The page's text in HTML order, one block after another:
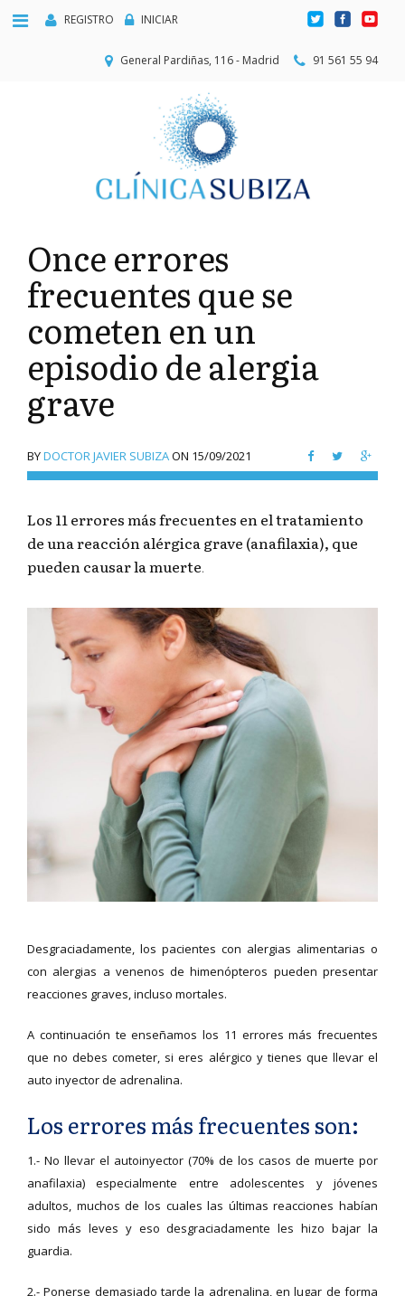
REGISTRO INICIAR
General Pardiñas, 116 - Madrid 91 561 55 94
Once errores
frecuentes que se
cometen en un
episodio de alergia
grave
BYDOCTOR JAVIER SUBIZAON 15/09/2021
Los 11 errores más frecuentes en el tratamiento
de una reacción alérgica grave (anafilaxia), que
pueden causar la muerte.
Desgraciadamente, los pacientes con alergias alimentarias o
con alergias a venenos de himenópteros pueden presentar
reacciones graves, incluso mortales.
A continuación te enseñamos los 11 errores más frecuentes
que no debes cometer, si eres alérgico y tienes que llevar el
auto inyector de adrenalina.
Los errores más frecuentes son:
1.- No llevar el autoinyector (70% de los casos de muerte por
anafilaxia) especialmente entre adolescentes y jóvenes
adultos, muchos de los cuales las últimas reacciones habían
sido más leves y eso desgraciadamente les hizo bajar la
guardia.
2.- Ponerse demasiado tarde la adrenalina, en lugar de forma